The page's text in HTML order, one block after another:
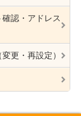
認・アドレス
更・再設定）